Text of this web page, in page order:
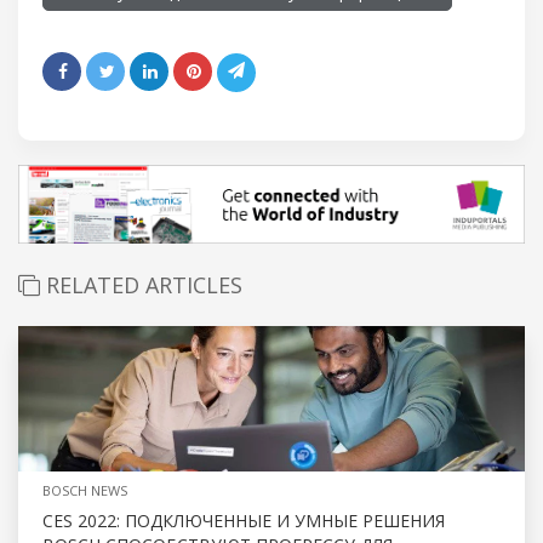
RELATED ARTICLES
BOSCH NEWS
CES 2022: ПОДКЛЮЧЕННЫЕ И УМНЫЕ РЕШЕНИЯ